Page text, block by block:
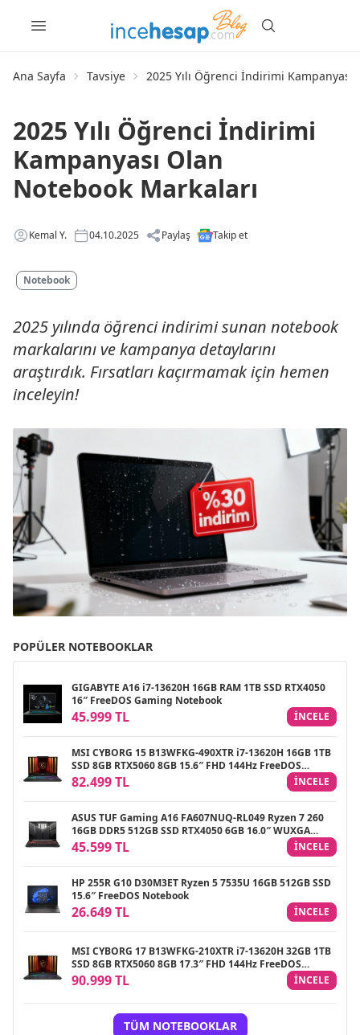
Ana Sayfa Tavsiye 2025 Yılı Öğrenci İndirimi
2025 Yılı Öğrenci İndirimi
Kampanyası Olan
Notebook Markaları
Kemal Y. 04.10.2025 Paylaş Takip et
Notebook
2025 yılında öğrenci indirimi sunan notebook
markalarını ve kampanya detaylarını
araştırdık. Fırsatları kaçırmamak için hemen
inceleyin!
POPÜLER NOTEBOOKLAR
GIGABYTE A16 i7-13620H 16GB RAM 1TB SSD RTX4050
16″ FreeDOS Gaming Notebook
45.999 TL INCELE
MSI CYBORG 15 B13WFKG-490XTR i7-13620H 16GB 1TB
SSD 8GB RTX5060 8GB 15.6″ FHD 144Hz FreeDOS
Gaming Notebook
82.499 TL INCELE
ASUS TUF Gaming A16 FA607NUQ-RL049 Ryzen 7 260
16GB DDR5 512GB SSD RTX4050 6GB 16.0″ WUXGA
144Hz IPS FreeDOS Gaming Laptop
45.599 TL INCELE
HP 255R G10 D30M3ET Ryzen 5 7535U 16GB 512GB SSD
15.6″ FreeDOS Notebook
26.649 TL INCELE
MSI CYBORG 17 B13WFKG-210XTR i7-13620H 32GB 1TB
SSD 8GB RTX5060 8GB 17.3″ FHD 144Hz FreeDOS
Gaming Notebook
90.999 TL INCELE
TÜM NOTEBOOKLAR